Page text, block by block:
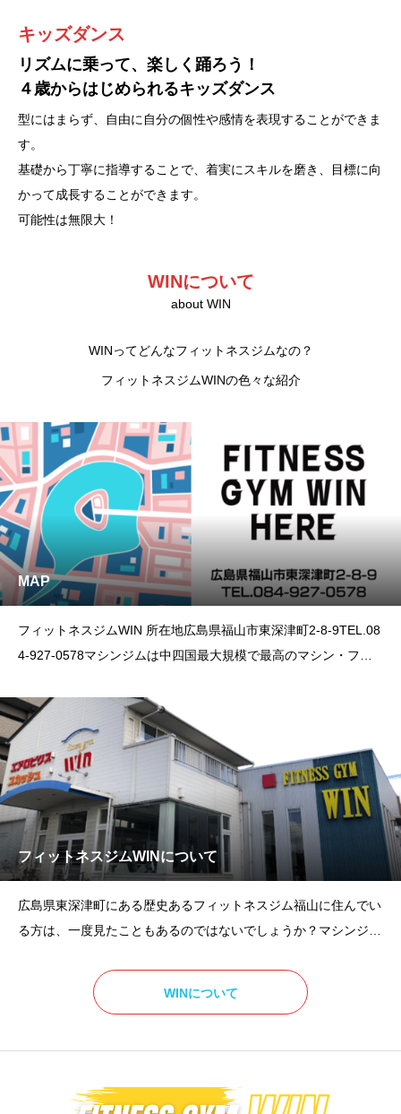
キッズダンス
リズムに乗って、楽しく踊ろう！
４歳からはじめられるキッズダンス
型にはまらず、自由に自分の個性や感情を表現することができま
す。
基礎から丁寧に指導することで、着実にスキルを磨き、目標に向
かって成長することができます。
可能性は無限大！
ます。
ダンスレッスン
レベルに合わせた本格的ダンスレッスン
HIP-HOP、K-POP、JAZZDANCE、KID DANCE
WINについて
about WIN
WINってどんなフィットネスジムなの？
フィットネスジムWINの色々な紹介
MAP
フィットネスジムWIN 所在地広島県福山市東深津町2-8-9TEL.08
4-927-0578マシンジムは中四国最大規模で最高のマシン・フリ
ンも充実しています。是非一度お越しください！
フィットネスジムWINについて
広島県東深津町にある歴史あるフィットネスジム福山に住んでい
る方は、一度見たこともあるのではないでしょうか？マシンジム
す。指導の方も、他クラブでは初回にマシンの使い方を説明する
だけですが、WINでは、高齢者、女性、スポーツ選手等
WINについて